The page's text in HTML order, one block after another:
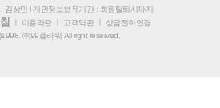
김상민 l 개인정보보유기간 : 회원탈퇴시까지
이용약관ㅣ 고객약관ㅣ
상담전화연결
㈜99플라워 All right reserved.